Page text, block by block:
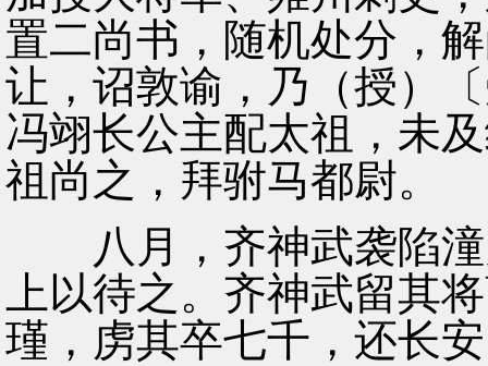
置二尚书，随机处分，
让，诏敦谕，乃（授）
冯翊长公主配太祖，未
祖尚之，拜驸马都尉。
八月，齐神武袭陷潼
上以待之。齐神武留其
瑾，虏其卒七千，还长